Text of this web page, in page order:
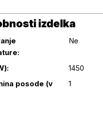
izdelka
izdelka
Ne
1450
posode (v
1